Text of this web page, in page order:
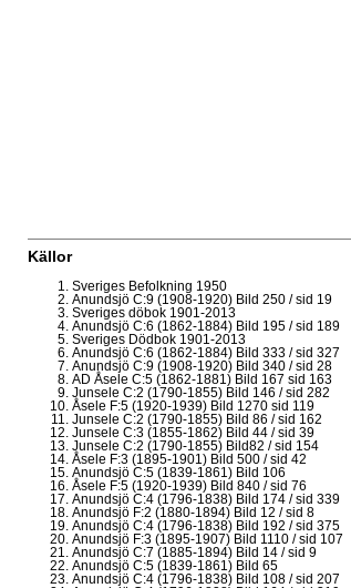
Källor
Sveriges Befolkning 1950
Anundsjö C:9 (1908-1920) Bild 250 / sid 19
Sveriges döbok 1901-2013
Anundsjö C:6 (1862-1884) Bild 195 / sid 189
Sveriges Dödbok 1901-2013
Anundsjö C:6 (1862-1884) Bild 333 / sid 327
Anundsjö C:9 (1908-1920) Bild 340 / sid 28
AD Åsele C:5 (1862-1881) Bild 167 sid 163
Junsele C:2 (1790-1855) Bild 146 / sid 282
Åsele F:5 (1920-1939) Bild 1270 sid 119
Junsele C:2 (1790-1855) Bild 86 / sid 162
Junsele C:3 (1855-1862) Bild 44 / sid 39
Junsele C:2 (1790-1855) Bild82 / sid 154
Åsele F:3 (1895-1901) Bild 500 / sid 42
Anundsjö C:5 (1839-1861) Bild 106
Åsele F:5 (1920-1939) Bild 840 / sid 76
Anundsjö C:4 (1796-1838) Bild 174 / sid 339
Anundsjö F:2 (1880-1894) Bild 12 / sid 8
Anundsjö C:4 (1796-1838) Bild 192 / sid 375
Anundsjö F:3 (1895-1907) Bild 1110 / sid 107
Anundsjö C:7 (1885-1894) Bild 14 / sid 9
Anundsjö C:5 (1839-1861) Bild 65
Anundsjö C:4 (1796-1838) Bild 108 / sid 207